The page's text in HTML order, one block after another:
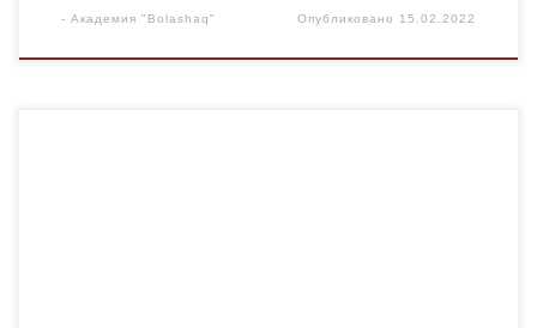
- Академия "Bolashaq" Опубликовано 15.02.2022